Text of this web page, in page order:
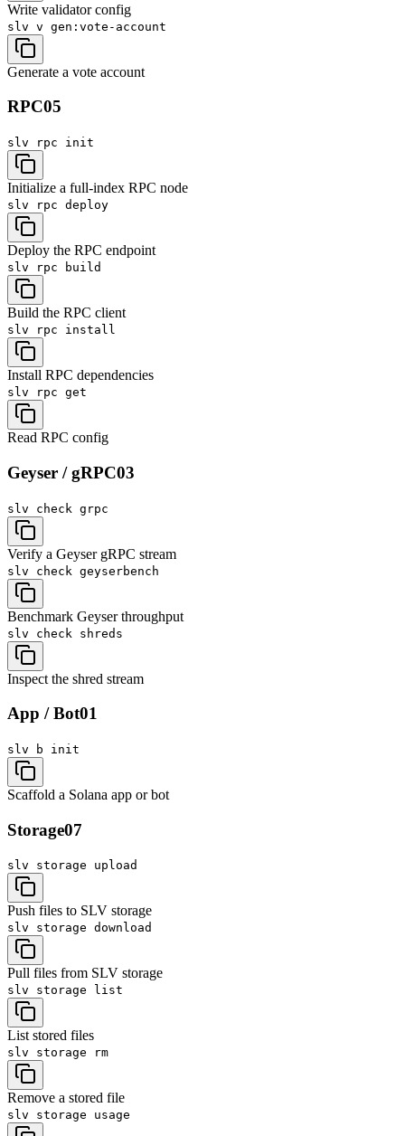
Write validator config
slv v gen:vote-account
Generate a vote account
RPC05
slv rpc init
Initialize a full-index RPC node
slv rpc deploy
Deploy the RPC endpoint
slv rpc build
Build the RPC client
slv rpc install
Install RPC dependencies
slv rpc get
Read RPC config
Geyser / gRPC03
slv check grpc
Verify a Geyser gRPC stream
slv check geyserbench
Benchmark Geyser throughput
slv check shreds
Inspect the shred stream
App / Bot01
slv b init
Scaffold a Solana app or bot
Storage07
slv storage upload
Push files to SLV storage
slv storage download
Pull files from SLV storage
slv storage list
List stored files
slv storage rm
Remove a stored file
slv storage usage